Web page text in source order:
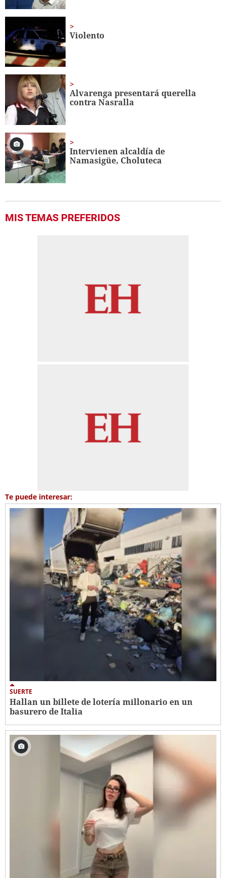
Violento
Alvarenga presentará querella
contra Nasralla
Intervienen alcaldía de
Namasigüe, Choluteca
MIS TEMAS PREFERIDOS
Te puede interesar:
SUERTE
Hallan un billete de lotería millonario en un
basurero de Italia